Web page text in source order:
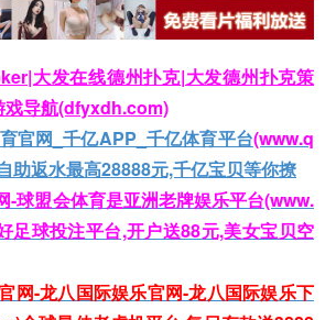
大发在线德州扑克|大发德州扑克策
导航(dfyxdh.com)
官网_千亿APP_千亿体育平台(www.q
助返水最高28888元,千亿宝贝等你撩
-球盟会体育是亚洲老牌娱乐平台(www.
足球投注平台,开户送88元,美女宝贝空
网-龙八国际娱乐官网-龙八国际娱乐下